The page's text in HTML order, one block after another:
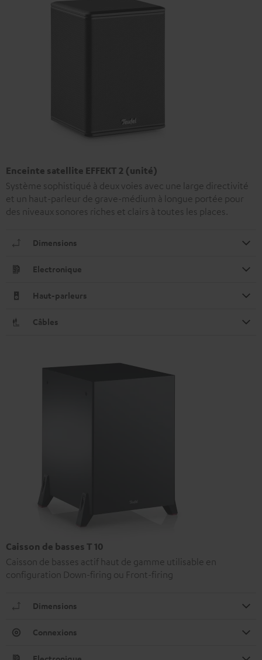
Enceinte satellite EFFEKT 2 (unité)
Système sophistiqué à deux voies avec une large directivité
et un haut-parleur de grave-médium à longue portée pour
des niveaux sonores riches et clairs à toutes les places.
Dimensions
Electronique
Haut-parleurs
Câbles
Caisson de basses T 10
Caisson de basses actif haut de gamme utilisable en
configuration Down-firing ou Front-firing
Dimensions
Connexions